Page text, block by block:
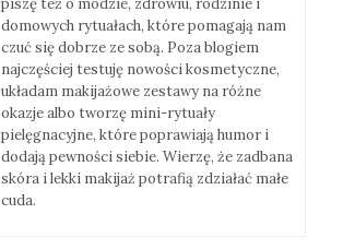
piszę też o modzie, zdrowiu, rodzinie i
domowych rytuałach, które pomagają nam
czuć się dobrze ze sobą. Poza blogiem
najczęściej testuję nowości kosmetyczne,
układam makijażowe zestawy na różne
okazje albo tworzę mini-rytuały
pielęgnacyjne, które poprawiają humor i
dodają pewności siebie. Wierzę, że zadbana
skóra i lekki makijaż potrafią zdziałać małe
cuda.